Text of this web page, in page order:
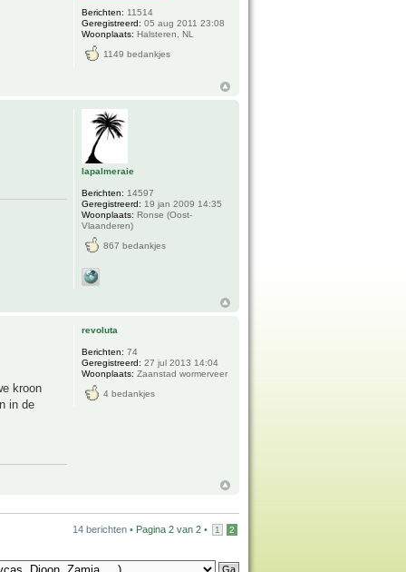
Berichten: 11514
Geregistreerd: 05 aug 2011 23:08
Woonplaats: Halsteren, NL
1149 bedankjes
lapalmeraie
Berichten: 14597
Geregistreerd: 19 jan 2009 14:35
Woonplaats: Ronse (Oost-
Vlaanderen)
867 bedankjes
kroon
in de
revoluta
Berichten: 74
Geregistreerd: 27 jul 2013 14:04
Woonplaats: Zaanstad wormerveer
4 bedankjes
14 berichten • Pagina 2 van 2 • 1 2